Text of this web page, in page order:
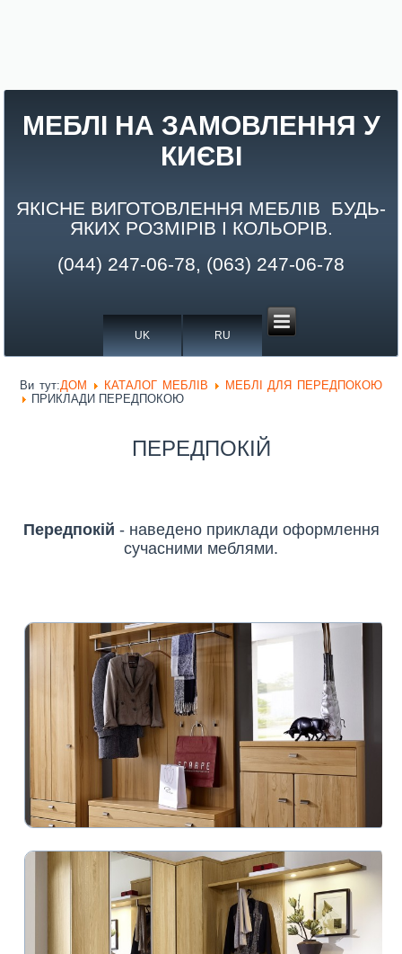
МЕБЛІ НА ЗАМОВЛЕННЯ У
КИЄВІ
ЯКІСНЕ ВИГОТОВЛЕННЯ МЕБЛІВ БУДЬ-
ЯКИХ РОЗМІРІВ І КОЛЬОРІВ.
(044) 247-06-78, (063) 247-06-78
UK RU
Ви тут:ДОМ КАТАЛОГ МЕБЛІВ
МЕБЛІ ДЛЯ ПЕРЕДПОКОЮ
ПРИКЛАДИ ПЕРЕДПОКОЮ
ПЕРЕДПОКІЙ
Передпокій - наведено приклади оформлення
сучасними меблями.